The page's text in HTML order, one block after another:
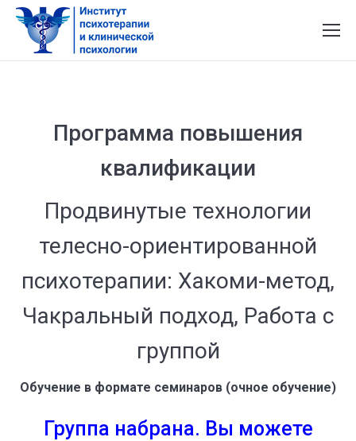
Программа повышения
квалификации
Продвинутые технологии
телесно-ориентированной
психотерапии: Хакоми-метод,
Чакральный подход, Работа с
группой
Обучение в формате семинаров (очное обучение)
Группа набрана. Вы можете